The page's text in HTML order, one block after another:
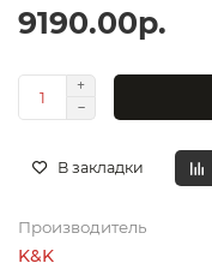
9190.00р.
В закладки
Производитель
K&K